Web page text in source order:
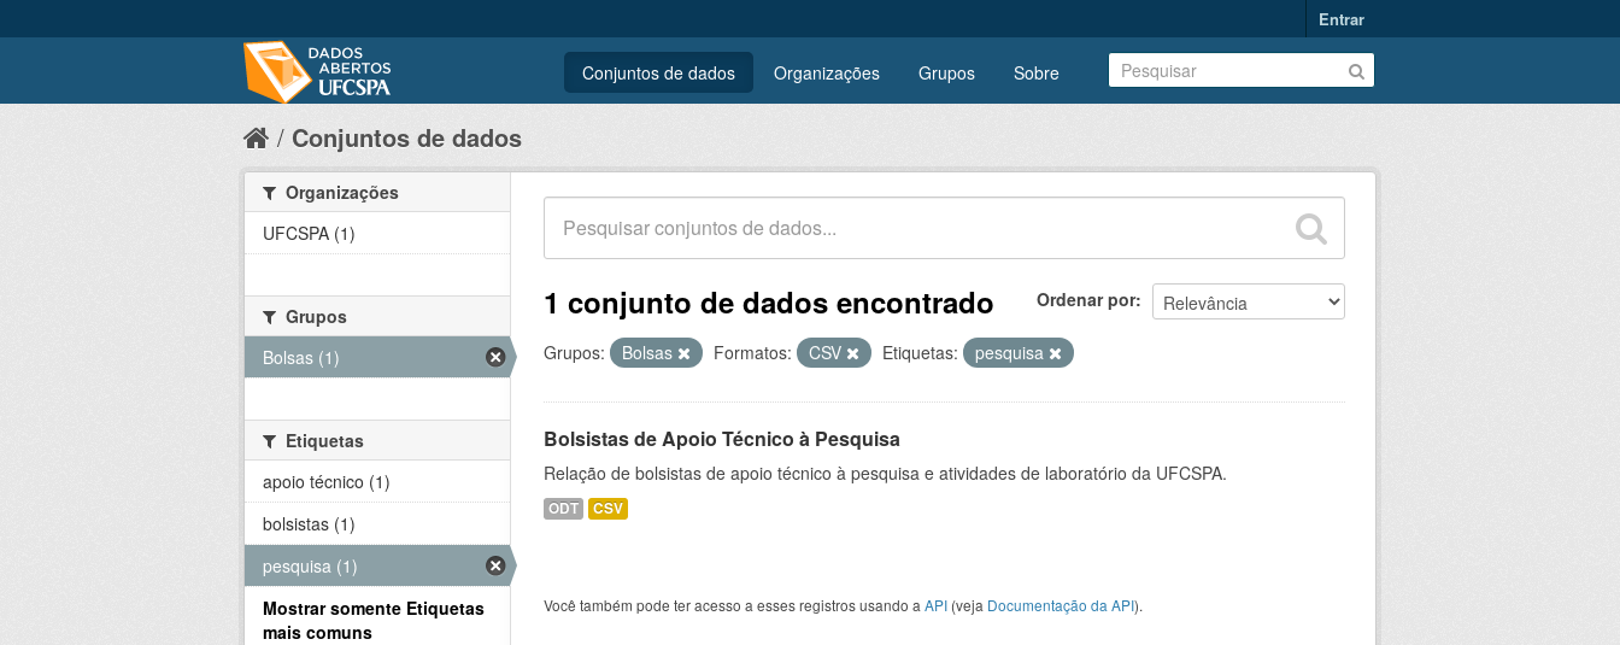
Entrar
Conjuntos de dados Organizações Grupos Sobre
Conjuntos de dados
Ordenar por
1 conjunto de dados encontrado
Grupos: Bolsas Formatos: CSV Etiquetas: pesquisa
Bolsistas de Apoio Técnico à Pesquisa
Relação de bolsistas de apoio técnico à pesquisa e atividades de laboratório da UFCSPA.
ODT CSV
Você também pode ter acesso a esses registros usando a API (veja Documentação da API).
Organizações
UFCSPA (1)
Grupos
Bolsas (1)
Etiquetas
apoio técnico (1)
bolsistas (1)
pesquisa (1)
Mostrar somente Etiquetas
mais comuns